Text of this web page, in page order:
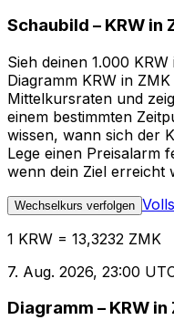
Schaubild – KRW in
Sieh deinen 1.000
Diagramm KRW in
Mittelkursraten und
einem bestimmten
wissen, wann sich der
Lege einen Preisalarm
wenn dein Ziel erreicht
Wechselkurs verfolgen
1 KRW = 13,3232 ZMK
7. Aug. 2026, 23:00
Diagramm – KRW in